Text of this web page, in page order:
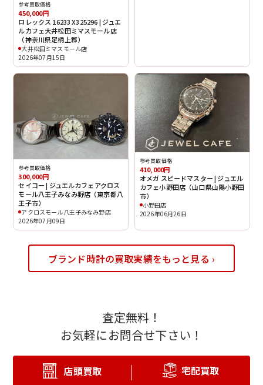
参考買取価格
450,000円
ロレックス 16233 X325296 | ジュエ
ルカフェ大井松田ミマスモール店
（神奈川県足柄上郡）
大井松田ミマスモール店
2026年07月15日
参考買取価格
300,000円
セイコー | ジュエルカフェアクロス
モール八王子みなみ野店（東京都八
王子市）
アクロスモール八王子みなみ野店
2026年07月09日
参考買取価格
410,000円
オメガ スピードマスター | ジュエル
カフェ小野田店（山口県山陽小野田
市）
小野田店
2026年06月26日
ブランド時計の買取実績をもっと見る ›
査定無料！
お気軽にお問合せ下さい！
店頭買取 宅配買取